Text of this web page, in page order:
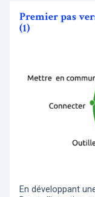
Premier pas
(1)
En développant